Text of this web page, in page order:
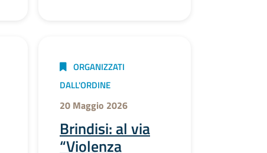
ORGANIZZATI
DALL'ORDINE
20 Maggio 2026
Brindisi: al via
“Violenza